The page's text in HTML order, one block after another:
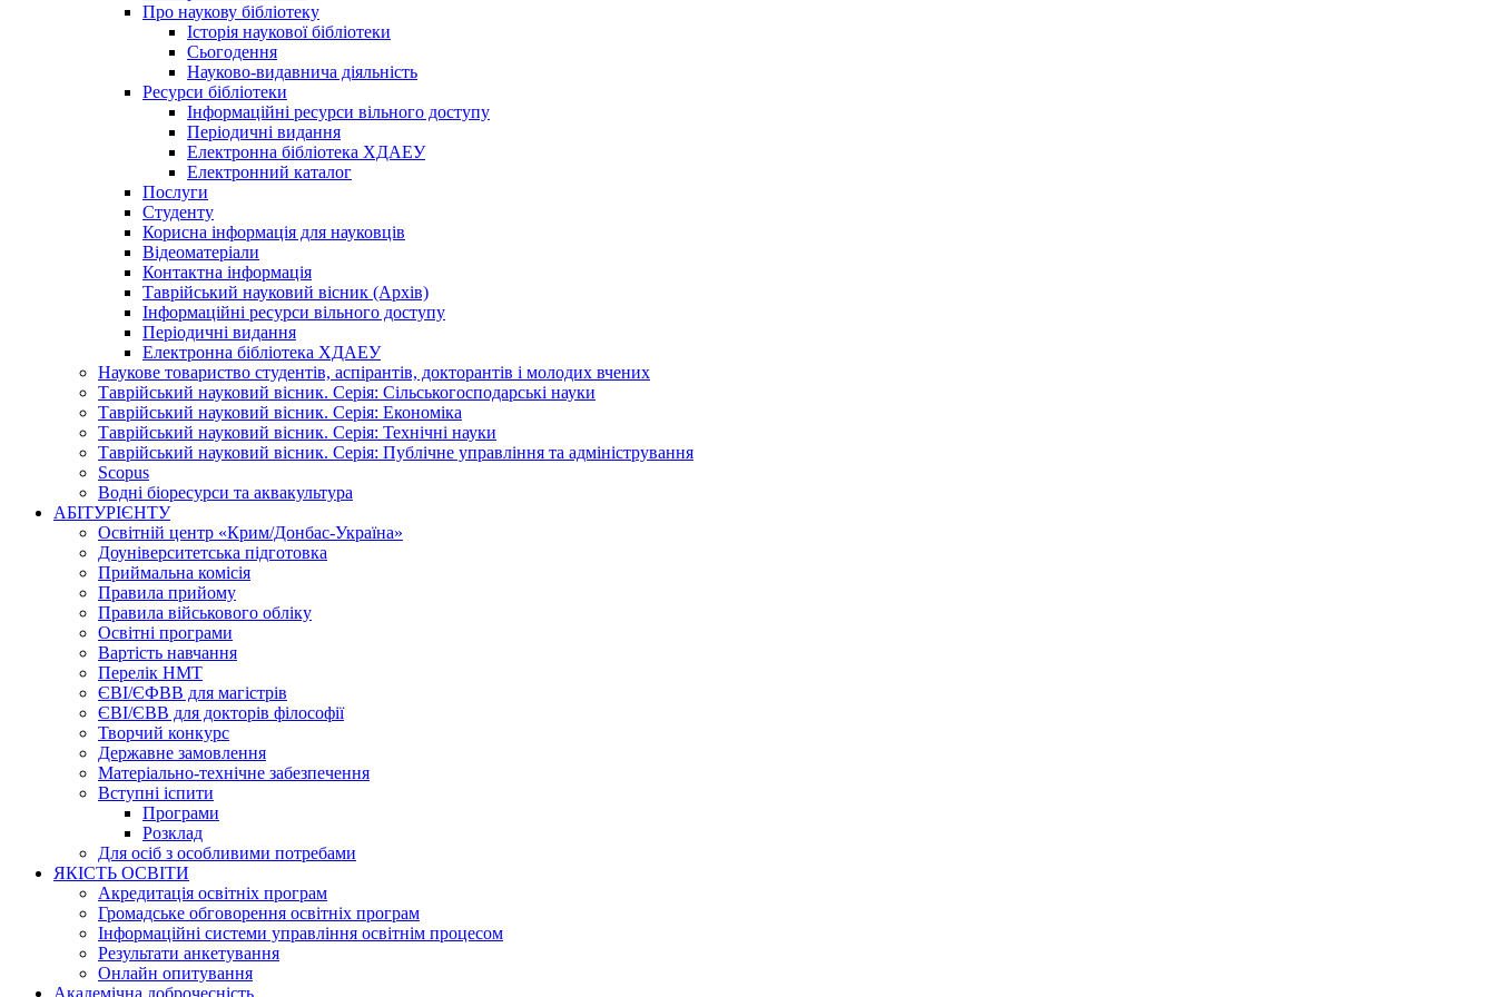
Про наукову бібліотеку
Історія наукової бібліотеки
Сьогодення
Науково-видавнича діяльність
Ресурси бібліотеки
Інформаційні ресурси вільного доступу
Періодичні видання
Електронна бібліотека ХДАЕУ
Електронний каталог
Послуги
Студенту
Корисна інформація для науковців
Відеоматеріали
Контактна інформація
Таврійський науковий вісник (Архів)
Інформаційні ресурси вільного доступу
Періодичні видання
Електронна бібліотека ХДАЕУ
Наукове товариство студентів, аспірантів, докторантів і молодих вчених
Таврійський науковий вісник. Серія: Сільськогосподарські науки
Таврійський науковий вісник. Серія: Економіка
Таврійський науковий вісник. Серія: Технічні науки
Таврійський науковий вісник. Серія: Публічне управління та адміністрування
Scopus
Водні біоресурси та аквакультура
АБІТУРІЄНТУ
Освітній центр «Крим/Донбас-Україна»
Доуніверситетська підготовка
Приймальна комісія
Правила прийому
Правила військового обліку
Освітні програми
Вартість навчання
Перелік НМТ
ЄВІ/ЄФВВ для магістрів
ЄВІ/ЄВВ для докторів філософії
Творчий конкурс
Державне замовлення
Матеріально-технічне забезпечення
Вступні іспити
Програми
Розклад
Для осіб з особливими потребами
ЯКІСТЬ ОСВІТИ
Акредитація освітніх програм
Громадське обговорення освітніх програм
Інформаційні системи управління освітнім процесом
Результати анкетування
Онлайн опитування
Академічна доброчесність